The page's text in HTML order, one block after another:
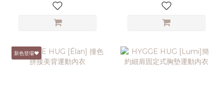
新色登場♥